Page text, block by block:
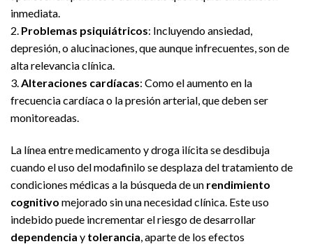
inmediata.
2. Problemas psiquiátricos: Incluyendo ansiedad,
depresión, o alucinaciones, que aunque infrecuentes, son de
alta relevancia clínica.
3. Alteraciones cardíacas: Como el aumento en la
frecuencia cardíaca o la presión arterial, que deben ser
monitoreadas.
La línea entre medicamento y droga ilícita se desdibuja
cuando el uso del modafinilo se desplaza del tratamiento de
condiciones médicas a la búsqueda de un rendimiento
cognitivo mejorado sin una necesidad clínica. Este uso
indebido puede incrementar el riesgo de desarrollar
dependencia y tolerancia , aparte de los efectos